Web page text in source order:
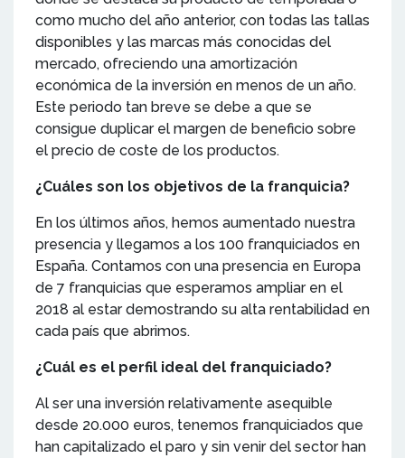
como mucho del año anterior, con todas las tallas
disponibles y las marcas más conocidas del
mercado, ofreciendo una amortización
económica de la inversión en menos de un año.
Este periodo tan breve se debe a que se
consigue duplicar el margen de beneficio sobre
el precio de coste de los productos.
¿Cuáles son los objetivos de la franquicia?
En los últimos años, hemos aumentado nuestra
presencia y llegamos a los 100 franquiciados en
España. Contamos con una presencia en Europa
de 7 franquicias que esperamos ampliar en el
2018 al estar demostrando su alta rentabilidad en
cada país que abrimos.
¿Cuál es el perfil ideal del franquiciado?
Al ser una inversión relativamente asequible
desde 20.000 euros, tenemos franquiciados que
han capitalizado el paro y sin venir del sector han